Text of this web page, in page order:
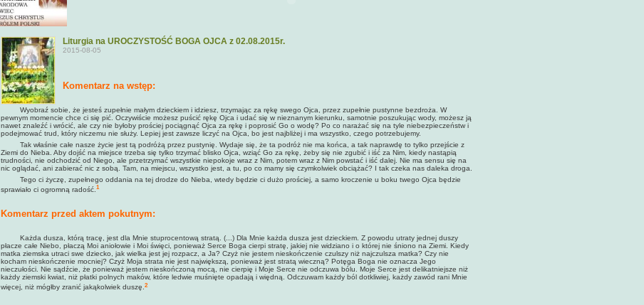
Liturgia na UROCZYSTOŚĆ BOGA OJCA z 02.08.2015r.
2015-08-05
Komentarz na wstęp:
Wyobraź sobie, że jesteś zupełnie małym dzieckiem i idziesz, trzymając za rękę swego Ojca, przez zupełnie pustynne bezdroża. W
pewnym momencie chce ci się pić. Oczywiście możesz puścić rękę Ojca i udać się w nieznanym kierunku, samotnie poszukując wody, możesz ją
nawet znaleźć i wrócić, ale czy nie byłoby prościej pociągnąć Ojca za rękę i poprosić Go o wodę? Po co narażać się na tyle niebezpieczeństw i
podejmować trud, który niczemu nie służy. Lepiej jest zawsze liczyć na Ojca, bo jest najbliżej i ma wszystko, czego potrzebujemy.
Tak właśnie całe nasze życie jest tą podróżą przez pustynię. Wydaje się, że ta podróż nie ma końca, a tak naprawdę to tylko przejście z
Ziemi do Nieba. Aby dojść na miejsce trzeba się tylko trzymać blisko Ojca, wziąć Go za rękę, żeby się nie zgubić i iść za Nim, kiedy nastąpią
trudności, nie odchodzić od Niego, ale przetrzymać wszystkie niepokoje wraz z Nim, potem wraz z Nim powstać i iść dalej. Nie ma sensu się na
nic oglądać, ani zabierać nic z sobą. Tam, na miejscu, wszystko jest, a tu, po co mamy się czymkolwiek obciążać? I tak czeka nas daleka droga.
Tego ci życzę, zupełnego oddania na tej drodze do Nieba, wtedy będzie ci dużo prościej, a samo kroczenie u boku twego Ojca będzie
sprawiało ci ogromną radość.1
Komentarz przed aktem pokutnym:
Każda dusza, którą tracę, jest dla Mnie stuprocentową stratą. (...) Dla Mnie każda dusza jest dzieckiem. Z powodu utraty jednej duszy
płacze całe Niebo, płaczą Moi aniołowie i Moi święci, ponieważ Serce Boga cierpi stratę, jakiej nie widziano i o której nie śniono na Ziemi. Kiedy
matka ziemska utraci swe dziecko, jak wielka jest jej rozpacz, a Ja? Czyż nie jestem nieskończenie czulszy niż najczulsza matka? Czy nie
kocham nieskończenie mocniej? Czyż Moja strata nie jest największą, ponieważ jest stratą wieczną? Potęga Boga nie oznacza Jego
nieczułości. Nie sądźcie, że ponieważ jestem nieskończoną mocą, nie cierpię i Moje Serce nie odczuwa bólu. Moje Serce jest delikatniejsze niż
każdy ziemski kwiat, niż płatki polnych maków, które ledwie muśnięte opadają i więdną. Odczuwam każdy ból dotkliwiej, każdy zawód rani Mnie
więcej, niż mógłby zranić jakąkolwiek duszę.2